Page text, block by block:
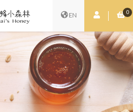
EN 會員中心0
購